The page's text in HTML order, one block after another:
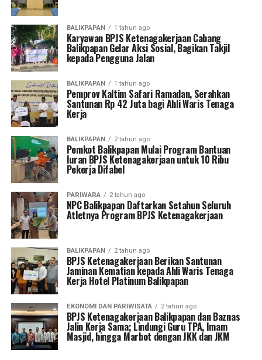
BALIKPAPAN 1 tahun ago
Karyawan BPJS Ketenagakerjaan Cabang
Balikpapan Gelar Aksi Sosial, Bagikan Takjil
kepada Pengguna Jalan
BALIKPAPAN 1 tahun ago
Pemprov Kaltim Safari Ramadan, Serahkan
Santunan Rp 42 Juta bagi Ahli Waris Tenaga
Kerja
BALIKPAPAN 2 tahun ago
Pemkot Balikpapan Mulai Program Bantuan
Iuran BPJS Ketenagakerjaan untuk 10 Ribu
Pekerja Difabel
PARIWARA 2 tahun ago
NPC Balikpapan Daftarkan Setahun Seluruh
Atletnya Program BPJS Ketenagakerjaan
BALIKPAPAN 2 tahun ago
BPJS Ketenagakerjaan Berikan Santunan
Jaminan Kematian kepada Ahli Waris Tenaga
Kerja Hotel Platinum Balikpapan
EKONOMI DAN PARIWISATA 2 tahun ago
BPJS Ketenagakerjaan Balikpapan dan Baznas
Jalin Kerja Sama; Lindungi Guru TPA, Imam
Masjid, hingga Marbot dengan JKK dan JKM